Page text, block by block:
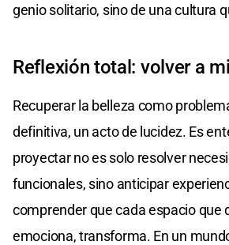
genio solitario, sino de una cultura
Reflexión total: volver a
Recuperar la belleza como
definitiva, un acto de lucidez. Es
proyectar no es solo resolver
funcionales, sino anticipar
comprender que cada espacio que
emociona, transforma. En un